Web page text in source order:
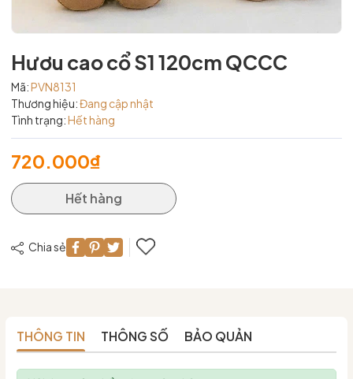
Hươu cao cổ S1 120cm QCCC
Mã:PVN8131
Thương hiệu:Đang cập nhật
Tình trạng:Hết hàng
720.000₫
Hết hàng
Chia sẻ
THÔNG TIN THÔNG SỐ BẢO QUẢN